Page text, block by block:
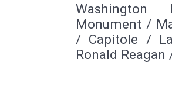
Monument /
/ Capitole /
Ronald Reagan